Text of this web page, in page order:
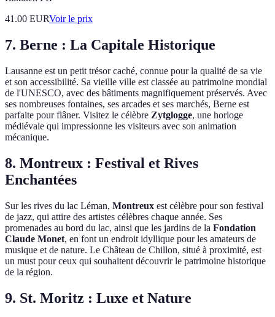
41.00 EURVoir le prix
7. Berne : La Capitale Historique
Lausanne est un petit trésor caché, connue pour la qualité de sa vie
et son accessibilité. Sa vieille ville est classée au patrimoine mondial
de l'UNESCO, avec des bâtiments magnifiquement préservés. Avec
ses nombreuses fontaines, ses arcades et ses marchés, Berne est
parfaite pour flâner. Visitez le célèbre Zytglogge, une horloge
médiévale qui impressionne les visiteurs avec son animation
mécanique.
8. Montreux : Festival et Rives
Enchantées
Sur les rives du lac Léman, Montreux est célèbre pour son festival
de jazz, qui attire des artistes célèbres chaque année. Ses
promenades au bord du lac, ainsi que les jardins de la Fondation
Claude Monet, en font un endroit idyllique pour les amateurs de
musique et de nature. Le Château de Chillon, situé à proximité, est
un must pour ceux qui souhaitent découvrir le patrimoine historique
de la région.
9. St. Moritz : Luxe et Nature